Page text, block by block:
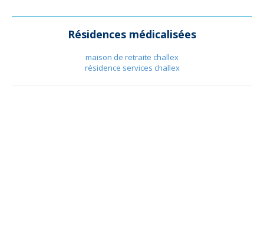
Résidences médicalisées
maison de retraite challex
résidence services challex